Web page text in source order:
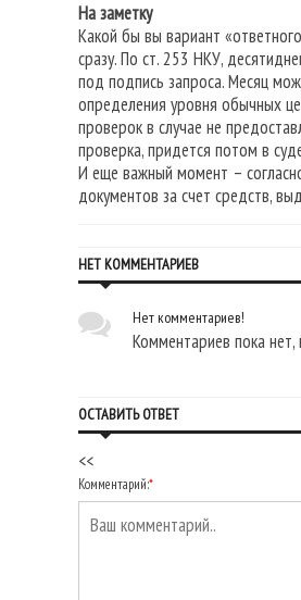
На заметку
Какой бы вы вариант
сразу. По ст. 253 НКУ,
под подпись запроса. Месяц
определения уровня обычных
проверок в случае не
проверка, придется потом в
И еще важный момент –
документов за счет средств,
НЕТ КОММЕНТАРИЕВ
Нет комментариев!
Комментариев пока
ОСТАВИТЬ ОТВЕТ
<<
Комментарий:*